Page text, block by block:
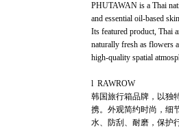
PHUTAWAN is a Thai
and essential oil-based
Its featured product, Thai
naturally fresh as flowers
high-quality spatial
l RAWROW
韩国旅行箱品牌，以独
携。外观简约时尚，细
水、防刮、耐磨，保护